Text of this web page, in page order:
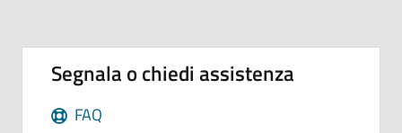
Segnala o chiedi assistenza
FAQ